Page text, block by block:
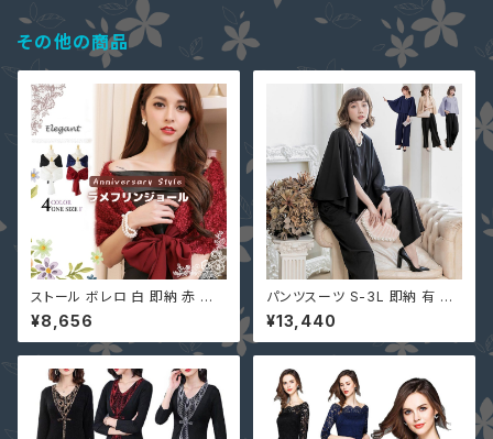
その他の商品
ストール ボレロ 白 即納 赤 黒
ネイビー 結婚式 ラメ フリンジ
上品 パーティー ショール F YJ-
33986 大人可愛い デートコー
¥8,656
パンツスーツ S-3L 即納 有 黒
ネイビー ブラウン ガウチョ パン
ツドレス 七分袖 ケープ マント
無地 上下セット 二次会 結婚式
¥13,440